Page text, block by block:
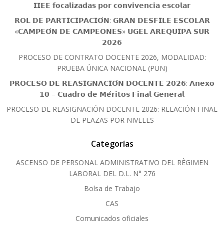
𝗜𝗜𝗘𝗘 𝗳𝗼𝗰𝗮𝗹𝗶𝘇𝗮𝗱𝗮𝘀 𝗽𝗼𝗿 𝗰𝗼𝗻𝘃𝗶𝘃𝗲𝗻𝗰𝗶𝗮 𝗲𝘀𝗰𝗼𝗹𝗮𝗿
𝗥𝗢𝗟 𝗗𝗘 𝗣𝗔𝗥𝗧𝗜𝗖𝗜𝗣𝗔𝗖𝗜𝗢́𝗡: 𝗚𝗥𝗔𝗡 𝗗𝗘𝗦𝗙𝗜𝗟𝗘 𝗘𝗦𝗖𝗢𝗟𝗔𝗥
«𝗖𝗔𝗠𝗣𝗘𝗢́𝗡 𝗗𝗘 𝗖𝗔𝗠𝗣𝗘𝗢𝗡𝗘𝗦» 𝗨𝗚𝗘𝗟 𝗔𝗥𝗘𝗤𝗨𝗜𝗣𝗔 𝗦𝗨𝗥
𝟮𝟬𝟮𝟲
PROCESO DE CONTRATO DOCENTE 2026, MODALIDAD:
PRUEBA ÚNICA NACIONAL (PUN)
𝗣𝗥𝗢𝗖𝗘𝗦𝗢 𝗗𝗘 𝗥𝗘𝗔𝗦𝗜𝗚𝗡𝗔𝗖𝗜𝗢́𝗡 𝗗𝗢𝗖𝗘𝗡𝗧𝗘 𝟮𝟬𝟮𝟲: 𝗔𝗻𝗲𝘅𝗼
𝟭𝟬 – 𝗖𝘂𝗮𝗱𝗿𝗼 𝗱𝗲 𝗠𝗲́𝗿𝗶𝘁𝗼𝘀 𝗙𝗶𝗻𝗮𝗹 𝗚𝗲𝗻𝗲𝗿𝗮𝗹
PROCESO DE REASIGNACIÓN DOCENTE 2026: RELACIÓN FINAL
DE PLAZAS POR NIVELES
Categorías
ASCENSO DE PERSONAL ADMINISTRATIVO DEL RÈGIMEN
LABORAL DEL D.L. N° 276
Bolsa de Trabajo
CAS
Comunicados oficiales